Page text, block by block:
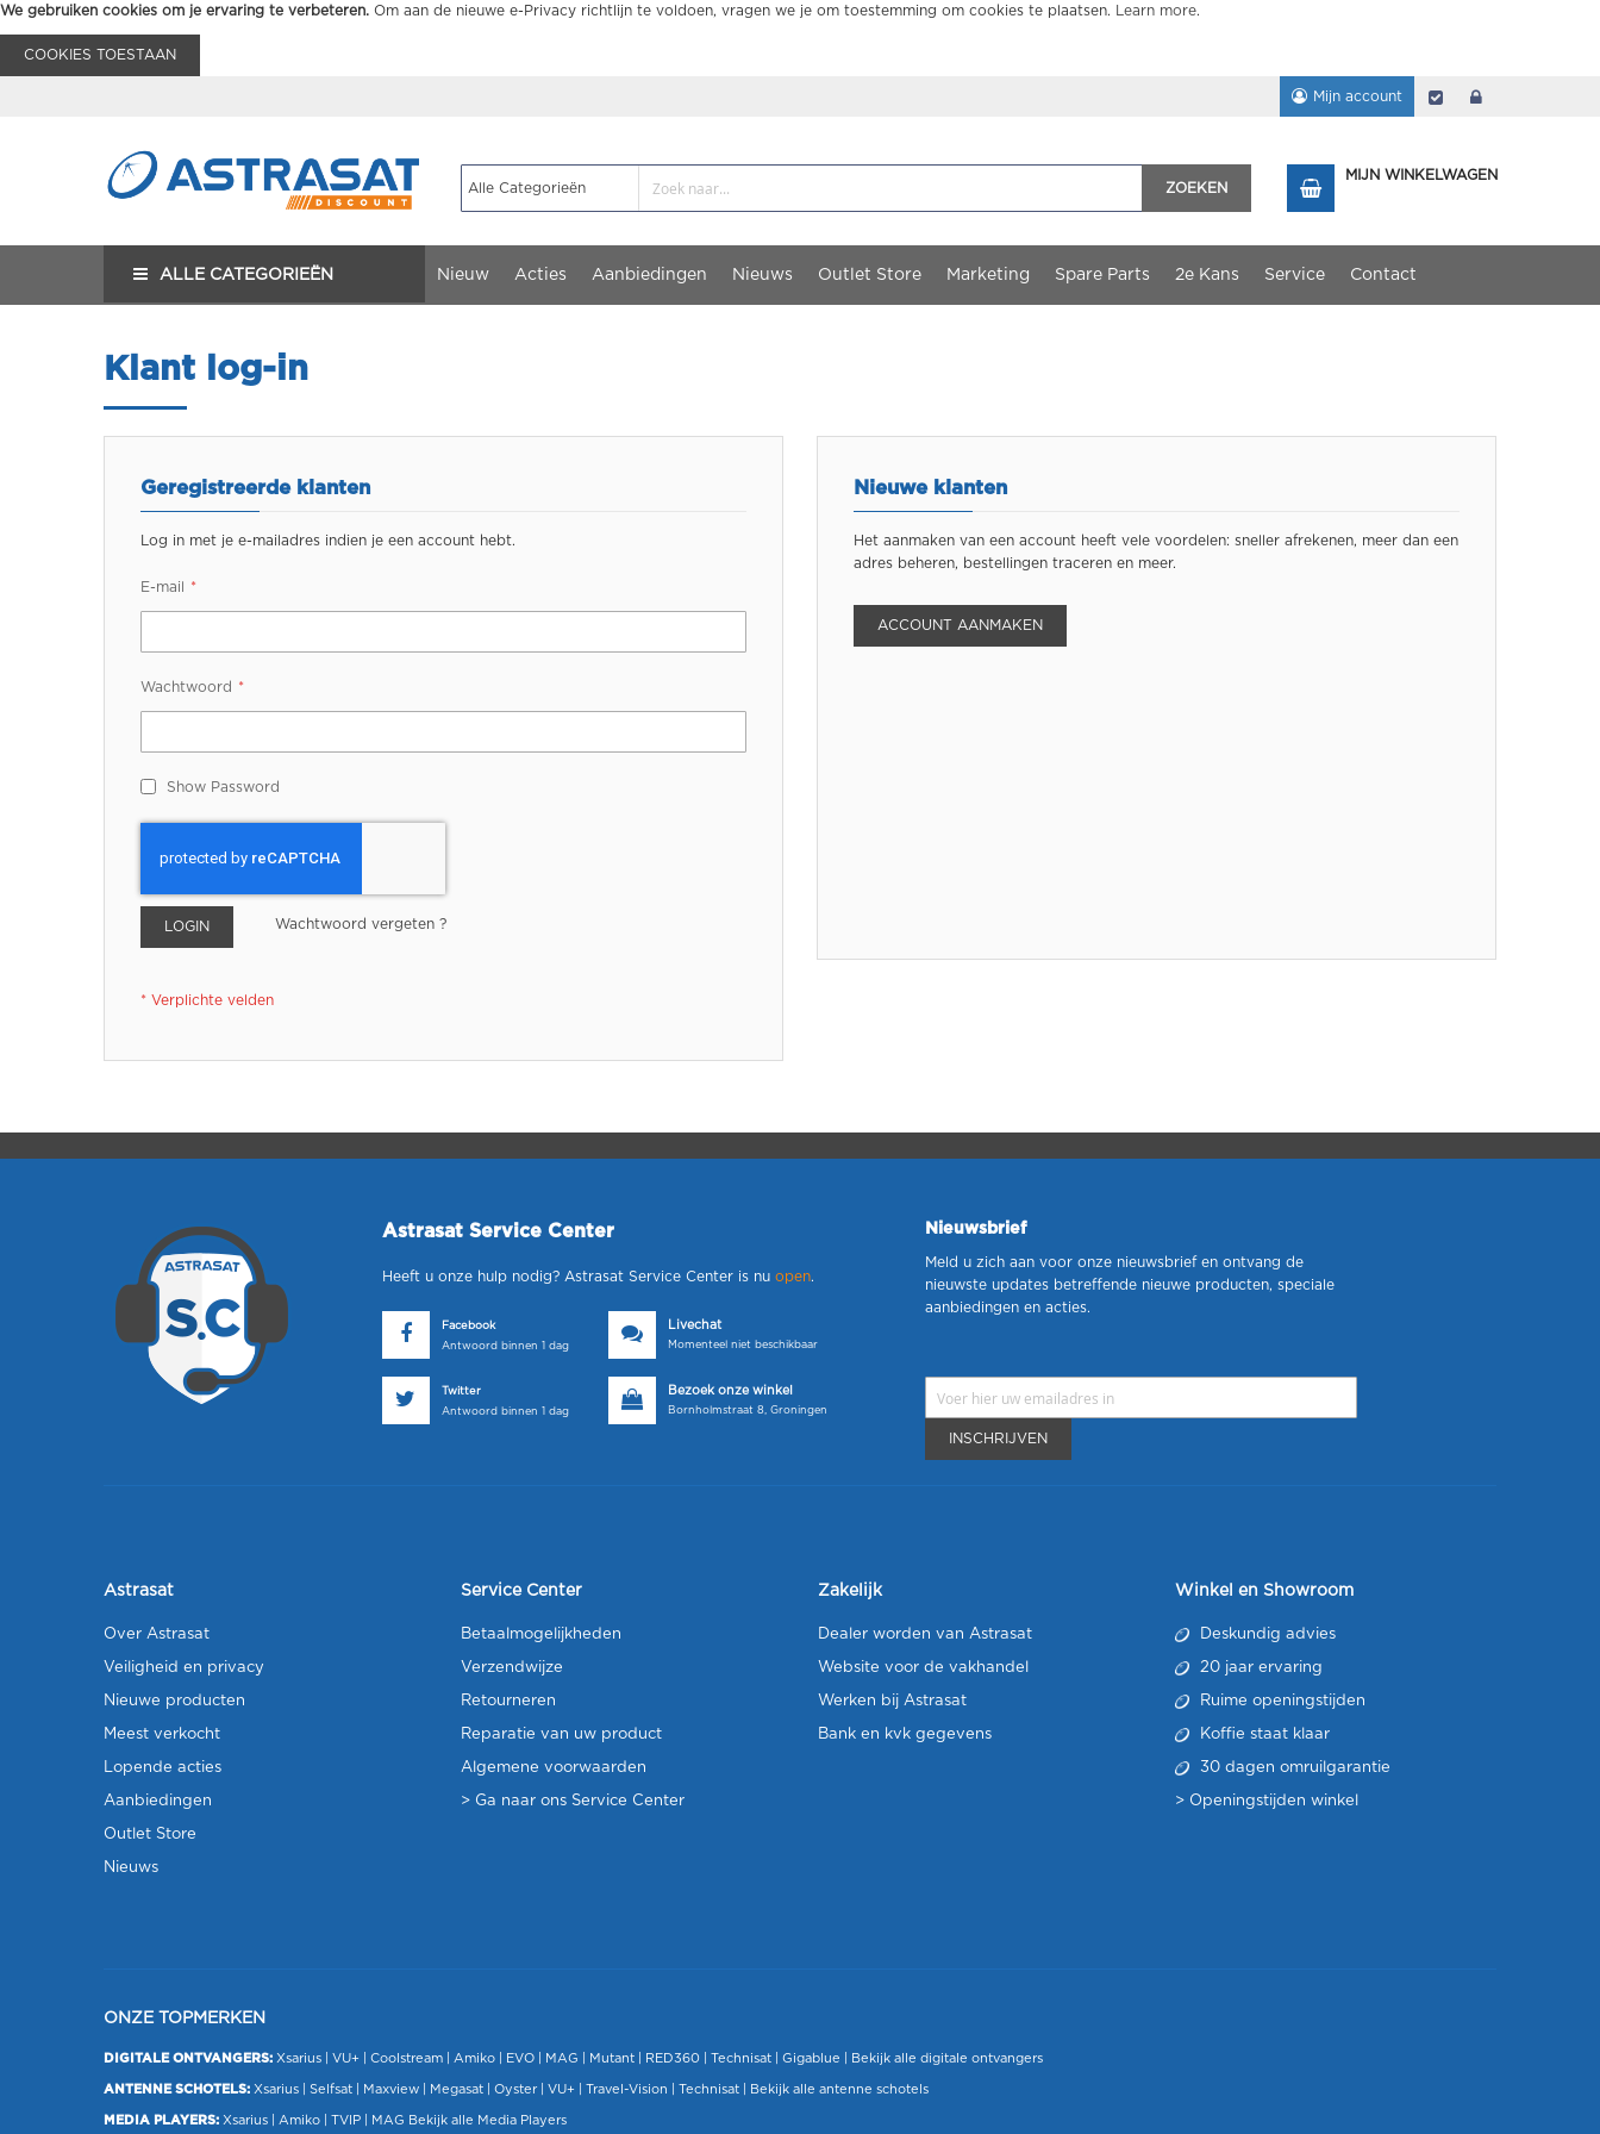
We gebruiken cookies om je ervaring te verbeteren. Om aan de nieuwe e-Privacy richtlijn te voldoen, vragen we je om toestemming om cookies te plaatsen. Learn more.
COOKIES TOESTAAN
Mijn account Afrekenen
ZOEKEN
MIJN WINKELWAGEN
ALLE CATEGORIEËN Nieuw Acties Aanbiedingen Nieuws Outlet Store Marketing Spare Parts 2e Kans Service Contact
Klant log-in
Geregistreerde klanten
Log in met je e-mailadres indien je een account hebt.
E-mail
Wachtwoord
Show Password
LOGIN Wachtwoord vergeten ?
Nieuwe klanten
Het aanmaken van een account heeft vele voordelen: sneller afrekenen, meer dan een
adres beheren, bestellingen traceren en meer.
ACCOUNT AANMAKEN
Astrasat Service Center
Heeft u onze hulp nodig? Astrasat Service Center is nu open.
Facebook
Antwoord binnen 1 dag
Livechat
Momenteel niet beschikbaar
Twitter
Antwoord binnen 1 dag
Bezoek onze winkel
Bornholmstraat 8, Groningen
Nieuwsbrief
Meld u zich aan voor onze nieuwsbrief en ontvang de
nieuwste updates betreffende nieuwe producten, speciale
aanbiedingen en acties.
INSCHRIJVEN
Astrasat
Over Astrasat
Veiligheid en privacy
Nieuwe producten
Meest verkocht
Lopende acties
Aanbiedingen
Outlet Store
Nieuws
Service Center
Betaalmogelijkheden
Verzendwijze
Retourneren
Reparatie van uw product
Algemene voorwaarden
> Ga naar ons Service Center
Zakelijk
Dealer worden van Astrasat
Website voor de vakhandel
Werken bij Astrasat
Bank en kvk gegevens
Winkel en Showroom
Deskundig advies
20 jaar ervaring
Ruime openingstijden
Koffie staat klaar
30 dagen omruilgarantie
> Openingstijden winkel
ONZE TOPMERKEN
DIGITALE ONTVANGERS: Xsarius VU+ | Coolstream | Amiko EVO MAG Mutant | RED360 | Technisat Gigablue Bekijk alle digitale ontvangers
ANTENNE SCHOTELS: Xsarius Selfsat Maxview Megasat | Oyster | VU+ Travel-Vision Technisat Bekijk alle antenne schotels
MEDIA PLAYERS: Xsarius Amiko TVIP MAG Bekijk alle Media Players